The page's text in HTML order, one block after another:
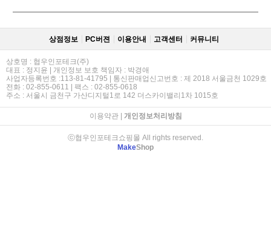
상점정보 PC버젼 이용안내 고객센터 커뮤니티
상호명 : 협우인포테크(주)
대표 : 정지윤 | 개인정보 보호 책임자 : 박경애
사업자등록번호 :113-81-41795 | 통신판매업신고번호 : 제 2018 서울금천 1029호
전화 : 02-855-0611 | 팩스 : 02-855-0618
주소 : 서울시 금천구 가산디지털1로 142 더스카이밸리1차 1015호
이용약관| 개인정보처리방침
ⓒ협우인포테크쇼핑몰 All rights reserved.
MakeShop